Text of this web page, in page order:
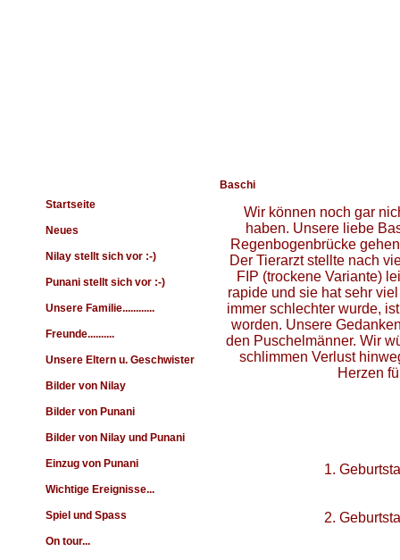
Startseite
Neues
Nilay stellt sich vor :-)
Punani stellt sich vor :-)
Unsere Familie............
Freunde..........
Unsere Eltern u. Geschwister
Bilder von Nilay
Bilder von Punani
Bilder von Nilay und Punani
Einzug von Punani
Wichtige Ereignisse...
Spiel und Spass
On tour...
Baschi
Wir können noch gar
haben. Unsere liebe
Regenbogenbrücke
Der Tierarzt stellte nach
FIP (trockene Variante)
rapide und sie hat sehr
immer schlechter wurde,
worden. Unsere
den Puschelmänner. Wir
schlimmen Verlust
Herzen
1.
2.